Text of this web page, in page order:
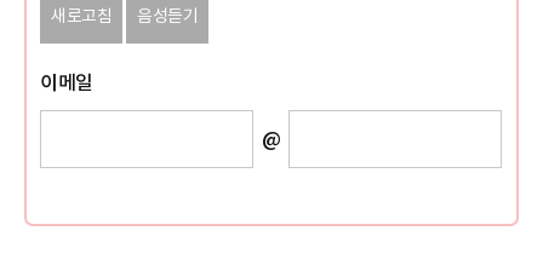
새로고침 음성듣기
이메일
@